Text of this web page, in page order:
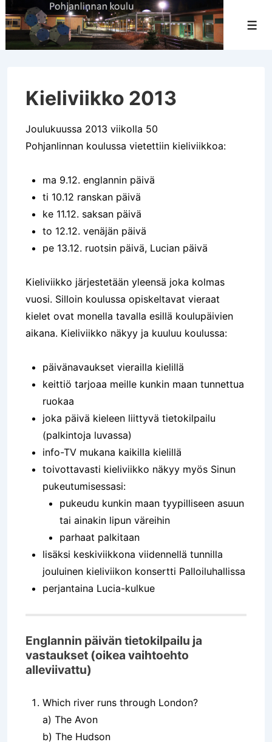
Siirry
pääsisältöön
Kieliviikko 2013
Joulukuussa 2013 viikolla 50
Pohjanlinnan koulussa vietettiin kieliviikkoa:
ma 9.12. englannin päivä
ti 10.12 ranskan päivä
ke 11.12. saksan päivä
to 12.12. venäjän päivä
pe 13.12. ruotsin päivä, Lucian päivä
Kieliviikko järjestetään yleensä joka kolmas
vuosi. Silloin koulussa opiskeltavat vieraat
kielet ovat monella tavalla esillä koulupäivien
aikana. Kieliviikko näkyy ja kuuluu koulussa:
päivänavaukset vierailla kielillä
keittiö tarjoaa meille kunkin maan tunnettua
ruokaa
joka päivä kieleen liittyvä tietokilpailu
(palkintoja luvassa)
info-TV mukana kaikilla kielillä
toivottavasti kieliviikko näkyy myös Sinun
pukeutumisessasi:
pukeudu kunkin maan tyypilliseen asuun
tai ainakin lipun väreihin
parhaat palkitaan
lisäksi keskiviikkona viidennellä tunnilla
jouluinen kieliviikon konsertti Palloiluhallissa
perjantaina Lucia-kulkue
Englannin päivän tietokilpailu ja
vastaukset (oikea vaihtoehto
alleviivattu)
Which river runs through London?
a) The Avon
b) The Hudson